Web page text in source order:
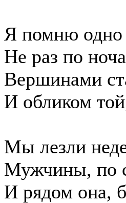
Я помню
Не раз по
Вершинами
И обликом
Мы лезли
Мужчины, по
И рядом она,